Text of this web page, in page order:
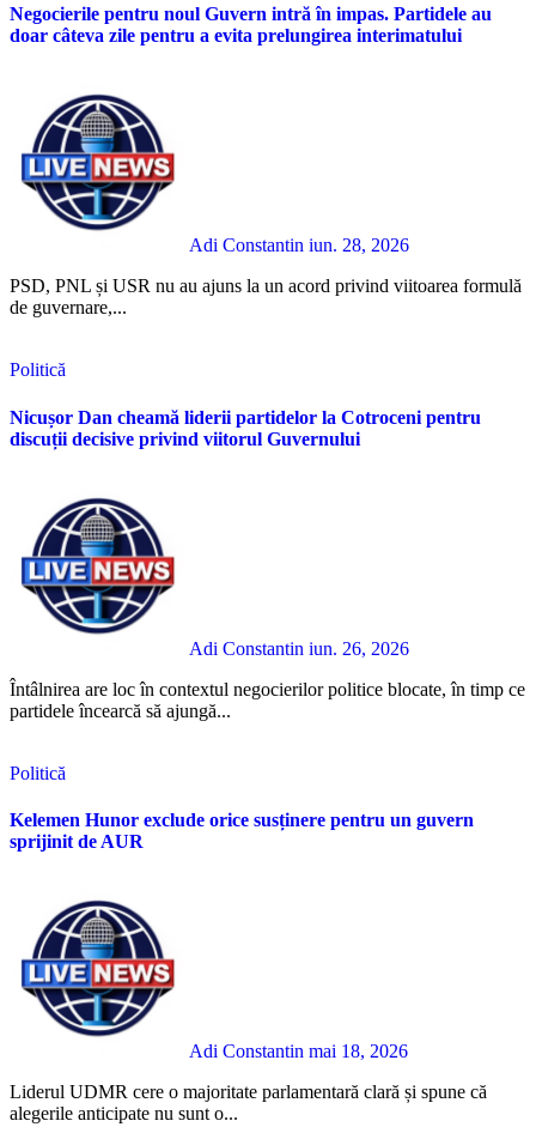
Negocierile pentru noul Guvern intră în impas. Partidele au
doar câteva zile pentru a evita prelungirea interimatului
Adi Constantin iun. 28, 2026
PSD, PNL și USR nu au ajuns la un acord privind viitoarea formulă
de guvernare,...
Politică
Nicușor Dan cheamă liderii partidelor la Cotroceni pentru
discuții decisive privind viitorul Guvernului
Adi Constantin iun. 26, 2026
Întâlnirea are loc în contextul negocierilor politice blocate, în timp ce
partidele încearcă să ajungă...
Politică
Kelemen Hunor exclude orice susținere pentru un guvern
sprijinit de AUR
Adi Constantin mai 18, 2026
Liderul UDMR cere o majoritate parlamentară clară și spune că
alegerile anticipate nu sunt o...